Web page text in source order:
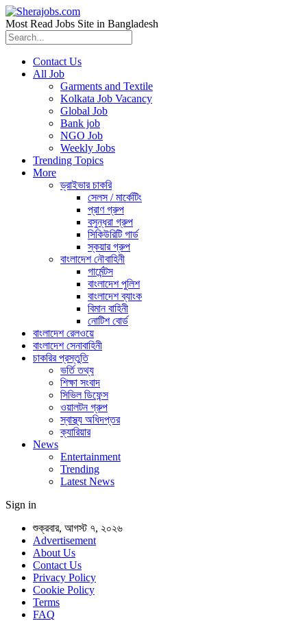
Most Read Jobs Site in Bangladesh
Contact Us
All Job
Garments and Textile
Kolkata Job Vacancy
Global Job
Bank job
NGO Job
Weekly Jobs
Trending Topics
More
ড্রাইভার চাকরি
সেলস / মার্কেটিং
প্রাণ গ্রুপ
বসুন্ধরা গ্রুপ
সিকিউরিটি গার্ড
স্কয়ার গ্রুপ
বাংলাদেশ নৌবাহিনী
গার্মেন্টস
বাংলাদেশ পুলিশ
বাংলাদেশ ব্যাংক
বিমান বাহিনী
নোটিশ বোর্ড
বাংলাদেশ রেলওয়ে
বাংলাদেশ সেনাবাহিনী
চাকরির প্রস্তুতি
ভর্তি তথ্য
শিক্ষা সংবাদ
সিভিল ডিফেন্স
ওয়ালটন গ্রুপ
স্বাস্থ্য অধিদপ্তর
ক্যারিয়ার
News
Entertainment
Trending
Latest News
Sign in
শুক্রবার, আগস্ট ৭, ২০২৬
Advertisement
About Us
Contact Us
Privacy Policy
Cookie Policy
Terms
FAQ